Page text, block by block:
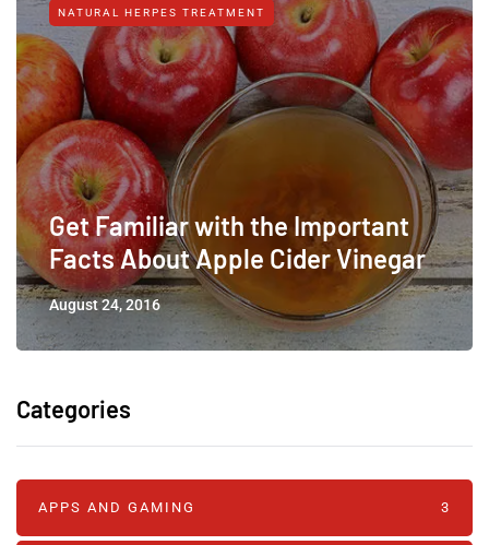
NATURAL HERPES TREATMENT‎
Get Familiar with the Important
Facts About Apple Cider Vinegar
August 24, 2016
Categories
APPS AND GAMING 3